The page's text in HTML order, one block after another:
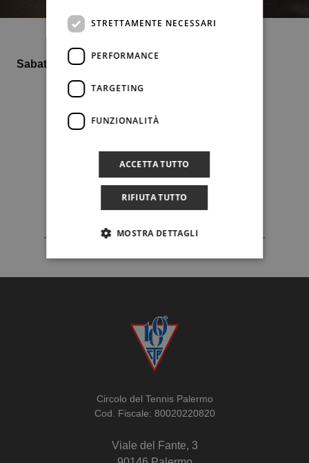
Sabato 15 giugno ore 21 Maxi Schermo
Circolo del Tennis Palermo
Cod. Fiscale: 80020220820
Viale del Fante, 3
STRETTAMENTE NECESSARI
PERFORMANCE
TARGETING
FUNZIONALITÀ
ACCETTA TUTTO
RIFIUTA TUTTO
MOSTRA DETTAGLI